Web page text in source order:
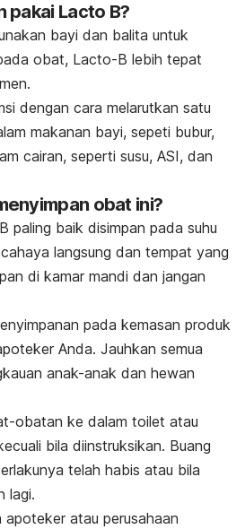
pakai Lacto B?
bayi dan balita untuk
obat, Lacto-B lebih tepat
dengan cara melarutkan satu
makanan bayi, sepeti bubur,
cairan, seperti susu, ASI, dan
obat ini?
paling baik disimpan pada suhu
langsung dan tempat yang
di kamar mandi dan jangan
pada kemasan produk
Anda. Jauhkan semua
anak-anak dan hewan
obatan ke dalam toilet atau
bila diinstruksikan. Buang
telah habis atau bila
lagi.
atau perusahaan